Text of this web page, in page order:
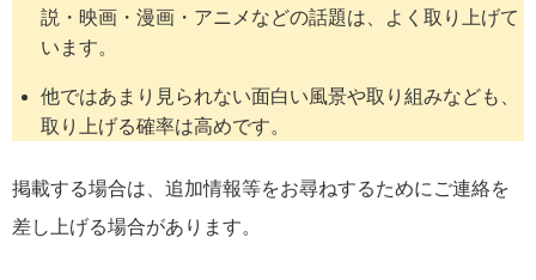
説・映画・漫画・アニメなどの話題は、よく取り上げて
います。
他ではあまり見られない面白い風景や取り組みなども、
取り上げる確率は高めです。
掲載する場合は、追加情報等をお尋ねするためにご連絡を
差し上げる場合があります。